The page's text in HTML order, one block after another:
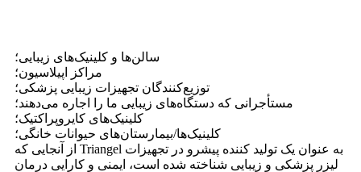
سالن‌ها و کلینیک‌های زیبایی؛
مراکز اپیلاسیون؛
توزیع‌کنندگان تجهیزات زیبایی پزشکی؛
مستأجرانی که دستگاه‌های زیبایی ما را اجاره می‌دهند؛
کلینیک‌های کایروپراکتیک؛
کلینیک‌ها/بیمارستان‌های حیوانات خانگی؛
از آنجایی که Triangel به عنوان یک تولید کننده پیشرو در تجهیزات
لیزر پزشکی و زیبایی شناخته شده است، ایمنی و کارایی درمان